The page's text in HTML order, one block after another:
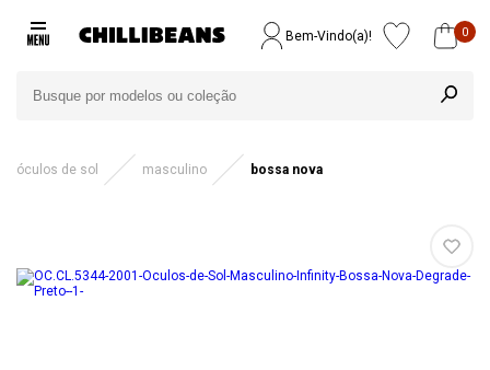
Bem-Vindo(a)! 0
óculos de sol masculino bossa nova